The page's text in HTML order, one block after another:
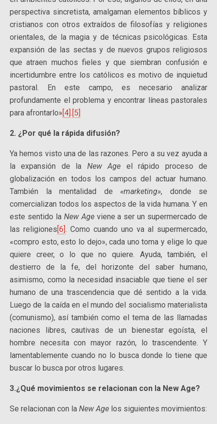
perspectiva sincretista, amalgaman elementos bíblicos y
cristianos con otros extraídos de filosofías y religiones
orientales, de la magia y de técnicas psicológicas. Esta
expansión de las sectas y de nuevos grupos religiosos
que atraen muchos fieles y que siembran confusión e
incertidumbre entre los católicos es motivo de inquietud
pastoral. En este campo, es necesario analizar
profundamente el problema y encontrar líneas pastorales
para afrontarlo»[4].[5]
2. ¿Por qué la rápida difusión?
Ya hemos visto una de las razones. Pero a su vez ayuda a
la expansión de la New Age el rápido proceso de
globalización en todos los campos del actuar humano.
También la mentalidad de «marketing», donde se
comercializan todos los aspectos de la vida humana. Y en
este sentido la New Ageviene a ser un supermercado de
las religiones[6]. Como cuando uno va al supermercado,
«compro esto, esto lo dejo», cada uno toma y elige lo que
quiere creer, o lo que no quiere. Ayuda, también, el
destierro de la fe, del horizonte del saber humano,
asimismo, como la necesidad insaciable que tiene el ser
humano de una trascendencia que dé sentido a la vida.
Luego de la caída en el mundo del socialismo materialista
(comunismo), así también como el tema de las llamadas
naciones libres, cautivas de un bienestar egoísta, el
hombre necesita con mayor razón, lo trascendente. Y
lamentablemente cuando no lo busca donde lo tiene que
buscar lo busca por otros lugares.
3.¿Qué movimientos se relacionan con la New Age?
Se relacionan con la New Age los siguientes movimientos: